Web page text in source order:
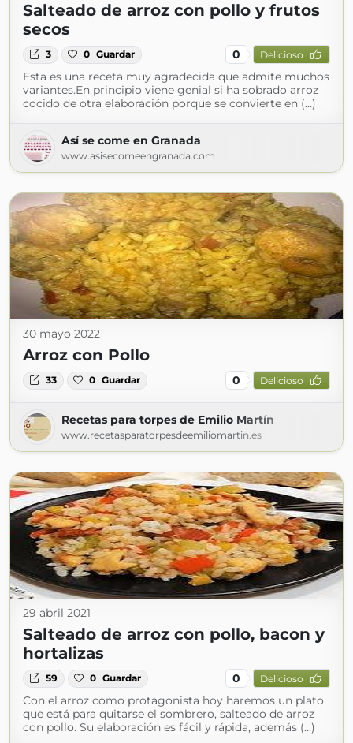
Salteado de arroz con pollo y frutos
secos
3 0 Guardar 0 Delicioso
Esta es una receta muy agradecida que admite muchos
variantes.En principio viene genial si ha sobrado arroz
cocido de otra elaboración porque se convierte en (...)
Así se come en Granada
www.asisecomeengranada.com
30 mayo 2022
Arroz con Pollo
33 0 Guardar 0 Delicioso
Recetas para torpes de Emilio Martín
www.recetasparatorpesdeemiliomartin.es
29 abril 2021
Salteado de arroz con pollo, bacon y
hortalizas
59 0 Guardar 0 Delicioso
Con el arroz como protagonista hoy haremos un plato
que está para quitarse el sombrero, salteado de arroz
con pollo. Su elaboración es fácil y rápida, además (...)